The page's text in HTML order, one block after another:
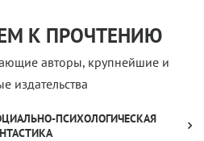
К ПРОЧТЕНИЮ
авторы, крупнейшие и
издательства
ПСИХОЛОГИЧЕСКАЯ